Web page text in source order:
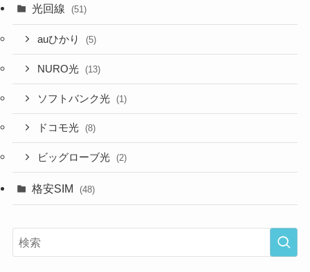
光回線 (51)
auひかり (5)
NURO光 (13)
ソフトバンク光 (1)
ドコモ光 (8)
ビッグローブ光 (2)
格安SIM (48)